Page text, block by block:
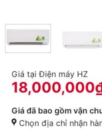
Giá tại Điện máy HZ
18,000,000
Giá đã bao gồm vận
Chọn địa chỉ nhận